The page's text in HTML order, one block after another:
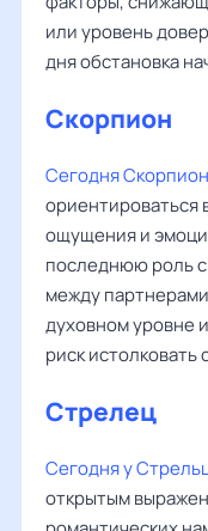
или уровень
дня обстановка
Скорпион
Сегодня
ориентироваться
ощущения и
последнюю роль
между
духовном уровне
риск
Стрелец
Сегодня у
открытым